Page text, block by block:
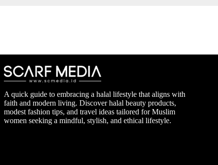
A quick guide to embracing a halal lifestyle that aligns with
faith and modern living. Discover halal beauty products,
modest fashion tips, and travel ideas tailored for Muslim
women seeking a mindful, stylish, and ethical lifestyle.